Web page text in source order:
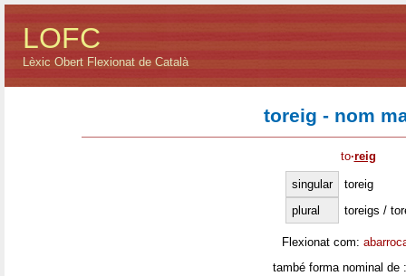
LOFC
Lèxic Obert Flexionat de Català
toreig - nom
to·reig
singular
toreig
plural
toreigs /
Flexionat com:
també forma nominal de